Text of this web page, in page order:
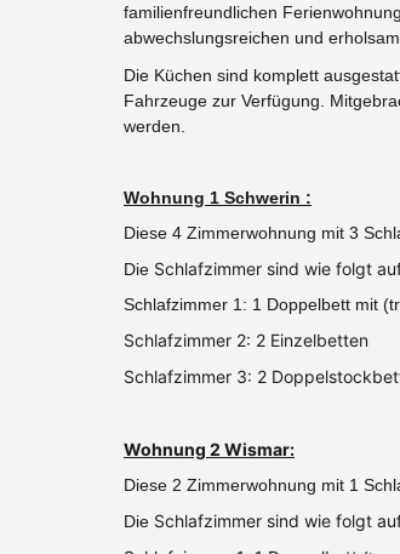
familienfreundlichen
abwechslungsreichen und
Die Küchen sind komplett
Fahrzeuge zur Verfügung.
werden.
Wohnung 1 Schwerin :
Diese 4 Zimmerwohnung mit 3
Die Schlafzimmer sind wie folgt
Schlafzimmer 1: 1 Doppelbett mit
Schlafzimmer 2: 2 Einzelbetten
Schlafzimmer 3: 2
Wohnung 2 Wismar:
Diese 2 Zimmerwohnung mit 1
Die Schlafzimmer sind wie folgt